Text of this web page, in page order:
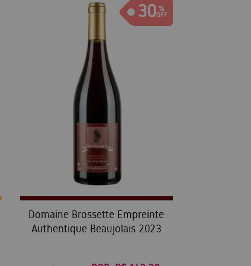
30
Domaine Brossette Empreinte
Authentique Beaujolais 2023